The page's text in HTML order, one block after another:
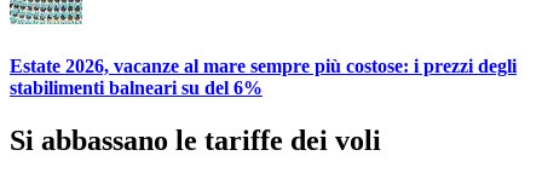
Estate 2026, vacanze al mare sempre più costose: i prezzi degli
stabilimenti balneari su del 6%
Si abbassano le tariffe dei voli